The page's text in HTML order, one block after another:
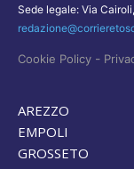
Sede legale: Via
Cookie Policy -
AREZZO
EMPOLI
GROSSETO